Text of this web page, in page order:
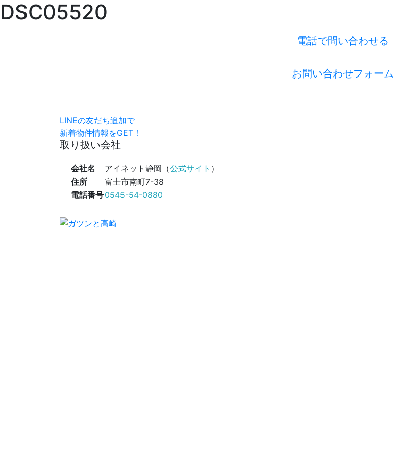
DSC05520
電話で問い合わせる
お問い合わせフォーム
LINEの友だち追加で
新着物件情報をGET！
取り扱い会社
会社名 アイネット静岡（公式サイト ）
住所
富士市南町7-38
電話番号0545-54-0880